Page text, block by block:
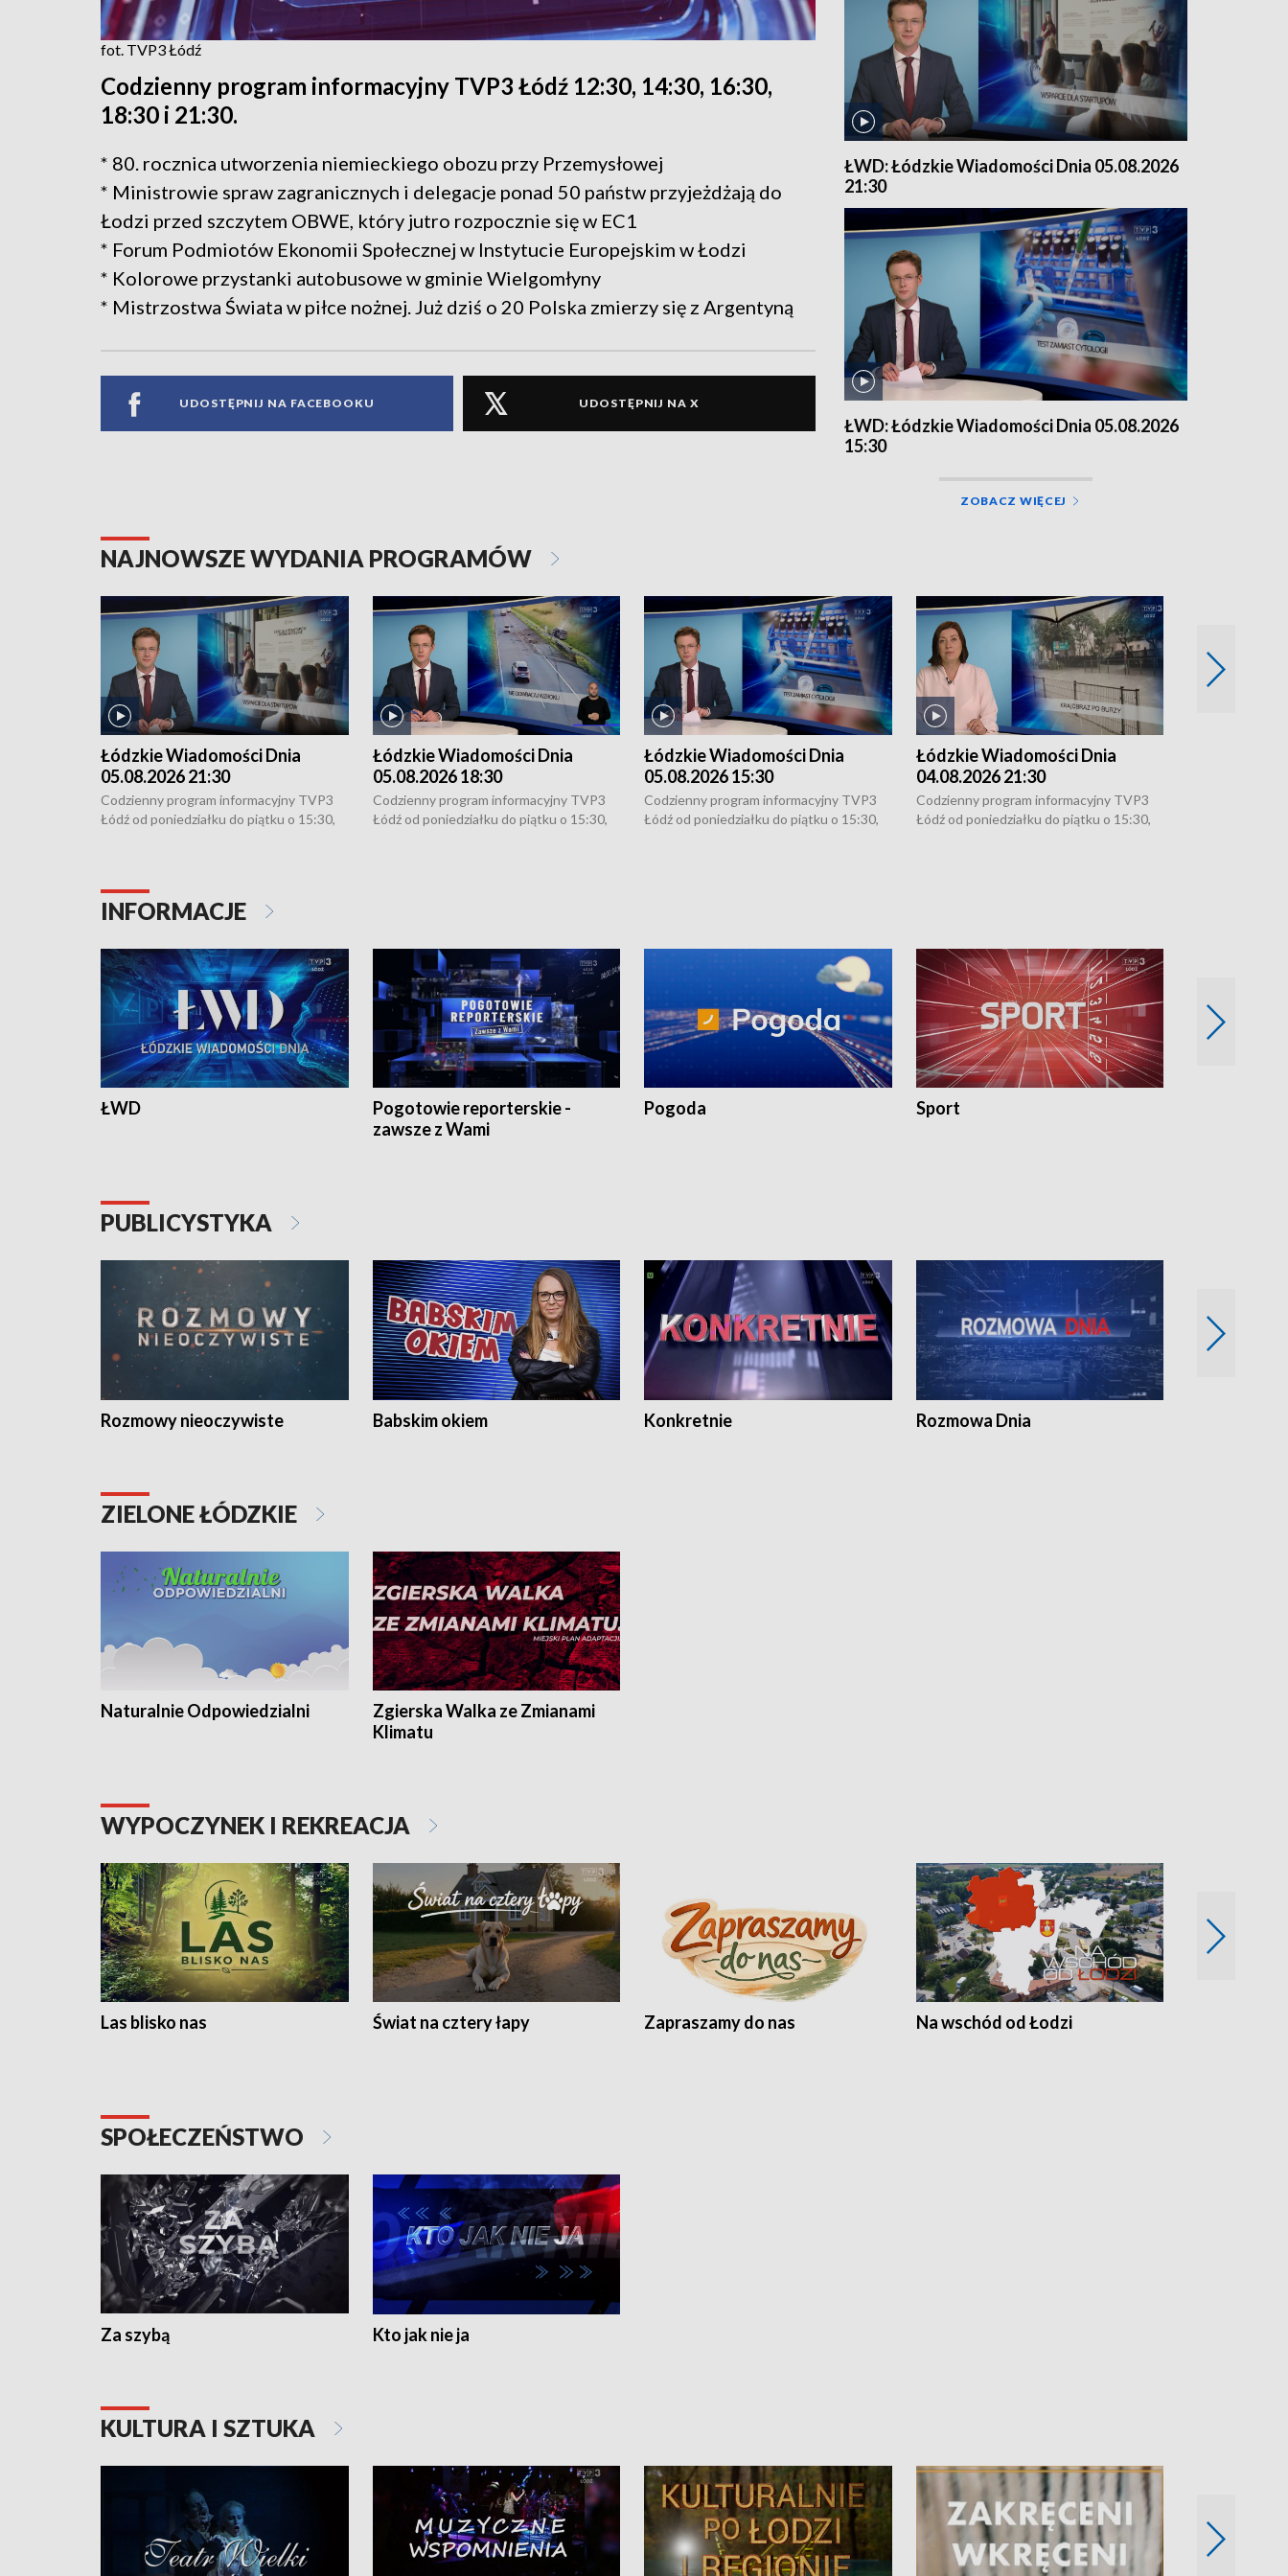
fot. TVP3 Łódź
Codzienny program informacyjny TVP3 Łódź 12:30, 14:30, 16:30,
18:30 i 21:30.
* 80. rocznica utworzenia niemieckiego obozu przy Przemysłowej
* Ministrowie spraw zagranicznych i delegacje ponad 50 państw przyjeżdżają do
Łodzi przed szczytem OBWE, który jutro rozpocznie się w EC1
* Forum Podmiotów Ekonomii Społecznej w Instytucie Europejskim w Łodzi
* Kolorowe przystanki autobusowe w gminie Wielgomłyny
* Mistrzostwa Świata w piłce nożnej. Już dziś o 20 Polska zmierzy się z Argentyną
UDOSTĘPNIJ NA FACEBOOKU UDOSTĘPNIJ NA X
ŁWD: Łódzkie Wiadomości Dnia 05.08.2026
21:30
ŁWD: Łódzkie Wiadomości Dnia 05.08.2026
15:30
ZOBACZ WIĘCEJ
NAJNOWSZE WYDANIA PROGRAMÓW
Łódzkie Wiadomości Dnia
05.08.2026 21:30
Codzienny program informacyjny TVP3
Łódź od poniedziałku do piątku o 15:30,
Łódzkie Wiadomości Dnia
05.08.2026 18:30
Codzienny program informacyjny TVP3
Łódź od poniedziałku do piątku o 15:30,
Łódzkie Wiadomości Dnia
05.08.2026 15:30
Codzienny program informacyjny TVP3
Łódź od poniedziałku do piątku o 15:30,
Łódzkie Wiadomości Dnia
04.08.2026 21:30
Codzienny program informacyjny TVP3
Łódź od poniedziałku do piątku o 15:30,
INFORMACJE
ŁWD
Pogotowie reporterskie -
zawsze z Wami
Pogoda Sport
PUBLICYSTYKA
Rozmowy nieoczywiste Babskim okiem Konkretnie Rozmowa Dnia
ZIELONE ŁÓDZKIE
Naturalnie Odpowiedzialni
Zgierska Walka ze Zmianami
Klimatu
WYPOCZYNEK I REKREACJA
Las blisko nas Świat na cztery łapy Zapraszamy do nas Na wschód od Łodzi
SPOŁECZEŃSTWO
Za szybą Kto jak nie ja
KULTURA I SZTUKA